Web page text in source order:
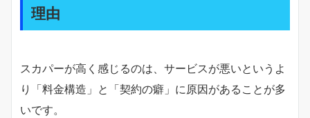
理由
スカパーが高く感じるのは、サービスが悪いというよ
り「料金構造」と「契約の癖」に原因があることが多
いです。